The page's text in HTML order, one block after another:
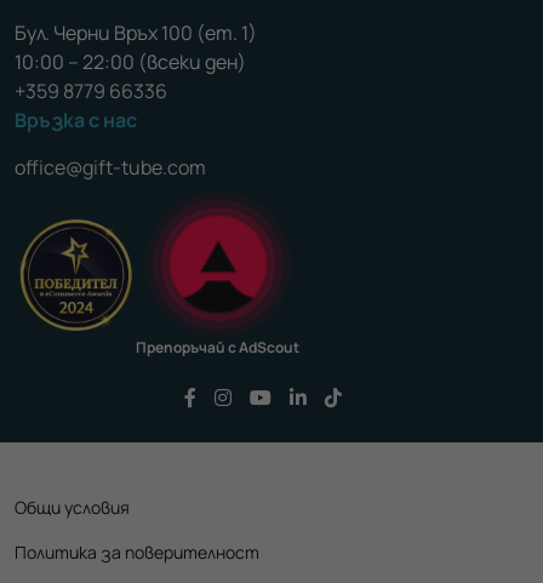
Бул. Черни Връх 100 (ет. 1)
10:00 – 22:00 (всеки ден)
+359 8779 66336
Връзка с нас
office@gift-tube.com
Препоръчай с AdScout
Последвайте ни във Facebook
Последвайте ни във Instagram
Последвайте ни във
Последвайте ни във
Общи условия
Политика за поверителност